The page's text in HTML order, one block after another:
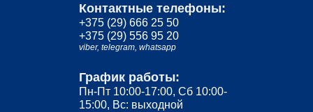
Контактные телефоны:
+375 (29) 666 25 50
+375 (29) 556 95 20
viber, telegram, whatsapp
График работы:
Пн-Пт 10:00-17:00, Сб 10:00-
15:00, Вс: выходной